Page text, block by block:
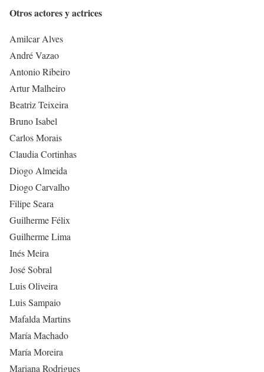
Otros actores y actrices
Amilcar Alves
André Vazao
Antonio Ribeiro
Artur Malheiro
Beatriz Teixeira
Bruno Isabel
Carlos Morais
Claudia Cortinhas
Diogo Almeida
Diogo Carvalho
Filipe Seara
Guilherme Félix
Guilherme Lima
Inés Meira
José Sobral
Luis Oliveira
Luis Sampaio
Mafalda Martins
María Machado
María Moreira
Mariana Rodrigues